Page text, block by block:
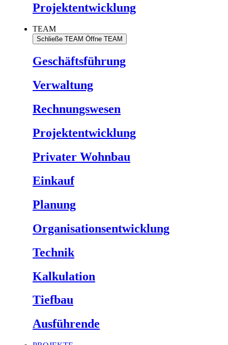
Projektentwicklung
TEAM
Schließe TEAM Öffne TEAM
Geschäftsführung
Verwaltung
Rechnungswesen
Projektentwicklung
Privater Wohnbau
Einkauf
Planung
Organisationsentwicklung
Technik
Kalkulation
Tiefbau
Ausführende